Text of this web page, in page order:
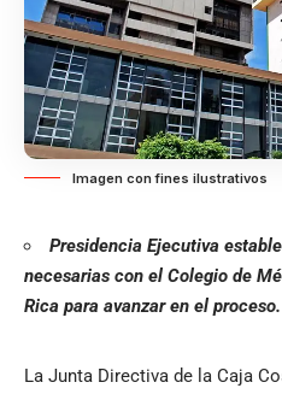
Imagen con fines ilustrativos
Presidencia Ejecutiva
necesarias con el Colegio de
Rica para avanzar en el proceso.
La Junta Directiva de la Caja